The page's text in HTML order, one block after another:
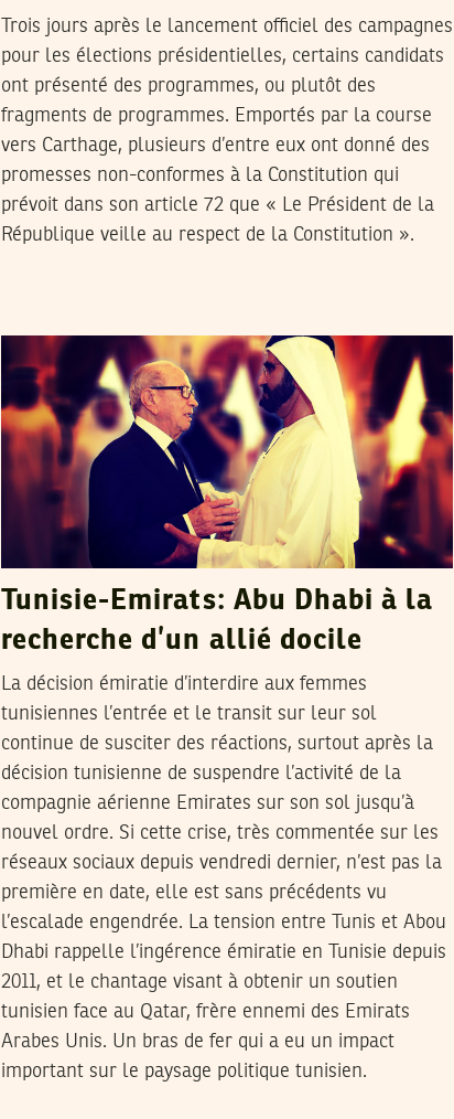
Trois jours après le lancement officiel des campagnes
pour les élections présidentielles, certains candidats
ont présenté des programmes, ou plutôt des
fragments de programmes. Emportés par la course
vers Carthage, plusieurs d’entre eux ont donné des
promesses non-conformes à la Constitution qui
prévoit dans son article 72 que « Le Président de la
République veille au respect de la Constitution ».
Tunisie-Emirats: Abu Dhabi à la
recherche d’un allié docile
La décision émiratie d’interdire aux femmes
tunisiennes l’entrée et le transit sur leur sol
continue de susciter des réactions, surtout après la
décision tunisienne de suspendre l’activité de la
compagnie aérienne Emirates sur son sol jusqu’à
nouvel ordre. Si cette crise, très commentée sur les
réseaux sociaux depuis vendredi dernier, n’est pas la
première en date, elle est sans précédents vu
l’escalade engendrée. La tension entre Tunis et Abou
Dhabi rappelle l’ingérence émiratie en Tunisie depuis
2011, et le chantage visant à obtenir un soutien
tunisien face au Qatar, frère ennemi des Emirats
Arabes Unis. Un bras de fer qui a eu un impact
important sur le paysage politique tunisien.